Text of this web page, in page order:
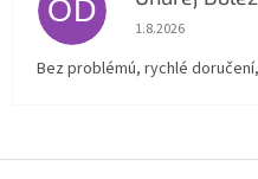
OD Hodnocení
1.8.2026
Bez problémú, rychlé